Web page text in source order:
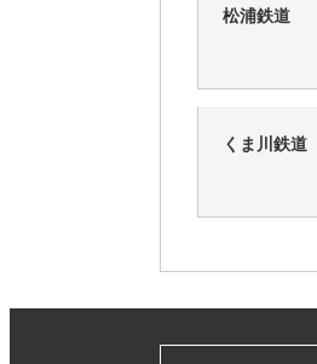
松浦鉄道
くま川鉄道